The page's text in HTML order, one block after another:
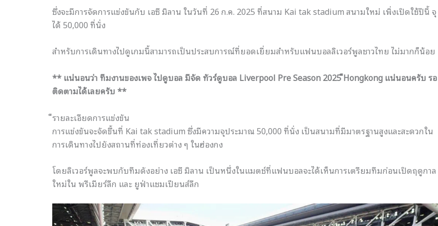
ซึ่งจะมีการจัดการแข่งขันกับ เอซี มิลาน ในวันที่ 26 ก.ค. 2025 ที่สนาม Kai tak stadium สนามใหม่ เพิ่งเปิดใช้ปีนี้ จุ
ได้ 50,000 ที่นั่ง
สำหรับการเดินทางไปดูเกมนี้สามารถเป็นประสบการณ์ที่ยอดเยี่ยมสำหรับแฟนบอลลิเวอร์พูลชาวไทย ไม่มากก็น้อย
** แน่นอนว่า ทีมงานของเพจ ไปดูบอล มีจัด ทัวร์ดูบอล Liverpool Pre Season 2025 ็Hongkong แน่นอนครับ รอ
ติดตามได้เลยครับ **
็รายละเอียดการแข่งขัน
การแข่งขันจะจัดขึ้นที่ Kai tak stadium ซึ่งมีความจุประมาณ 50,000 ที่นั่ง เป็นสนามที่มีมาตรฐานสูงและสะดวกใน
การเดินทางไปยังสถานที่ท่องเที่ยวต่าง ๆ ในฮ่องกง
โดยลิเวอร์พูลจะพบกับทีมดังอย่าง เอซี มิลาน เป็นหนึ่งในแมตช์ที่แฟนบอลจะได้เห็นการเตรียมทีมก่อนเปิดฤดูกาล
ใหม่ใน พรีเมียร์ลีก และ ยูฟ่าแชมเปียนส์ลีก